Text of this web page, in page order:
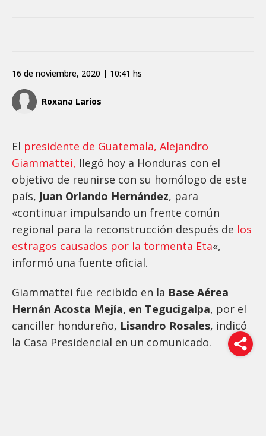
Roxana Larios
16 de noviembre, 2020 | 10:41 hs
El presidente de Guatemala, Alejandro
Giammattei, llegó hoy a Honduras con el
objetivo de reunirse con su homólogo de este
país, Juan Orlando Hernández, para
«continuar impulsando un frente común
regional para la reconstrucción después de los
estragos causados por la tormenta Eta«,
informó una fuente oficial.
Giammattei fue recibido en la Base Aérea
Hernán Acosta Mejía, en Tegucigalpa, por el
canciller hondureño, Lisandro Rosales, indicó
la Casa Presidencial en un comunicado.